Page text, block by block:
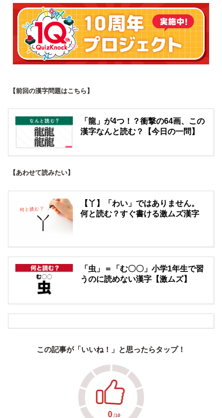
【前回の漢字問題はこちら】
「龍」が4つ！？衝撃の64画、この
漢字なんと読む？【今日の一問】
【あわせて読みたい】
【丫】「わい」ではありません。
何と読む？すぐ書ける激ムズ漢字
「虫」＝「む〇〇」小学1年生で習
うのに読めない漢字【激ムズ】
この記事が「いいね！」と思ったらタップ！